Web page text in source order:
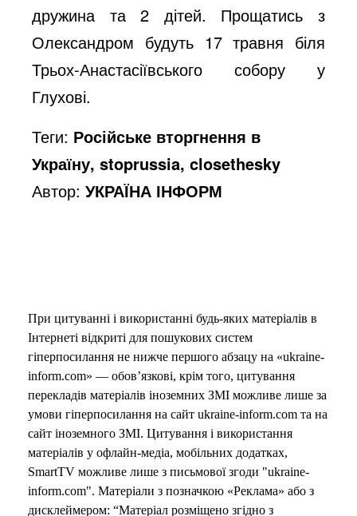
дружина та 2 дітей. Прощатись з
Олександром будуть 17 травня біля
Трьох-Анастасіївського собору у
Глухові.
Теги: Російське вторгнення в
Україну, stoprussia, closethesky
Автор:УКРАЇНА ІНФОРМ
При цитуванні і використанні будь-яких матеріалів в
Інтернеті відкриті для пошукових систем
гіперпосилання не нижче першого абзацу на «ukraine-
inform.com» — обов’язкові, крім того, цитування
перекладів матеріалів іноземних ЗМІ можливе лише за
умови гіперпосилання на сайт ukraine-inform.com та на
сайт іноземного ЗМІ. Цитування і використання
матеріалів у офлайн-медіа, мобільних додатках,
SmartTV можливе лише з письмової згоди "ukraine-
inform.com". Матеріали з позначкою «Реклама» або з
дисклеймером: “Матеріал розміщено згідно з